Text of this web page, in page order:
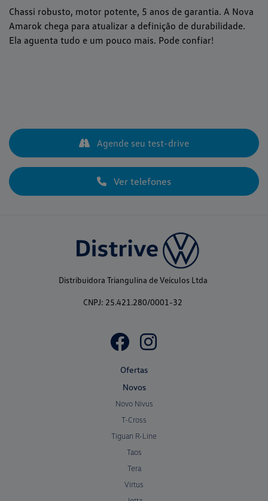
Chassi robusto, motor potente, 5 anos de garantia. A Nova
Amarok chega para atualizar a definição de durabilidade.
Ela aguenta tudo e um pouco mais. Pode confiar!
Ver telefones
Agende seu test-drive
Distribuidora Triangulina de Veículos Ltda
CNPJ: 25.421.280/0001-32
Ofertas
Novos
Novo Nivus
T-Cross
Tiguan R-Line
Taos
Tera
Virtus